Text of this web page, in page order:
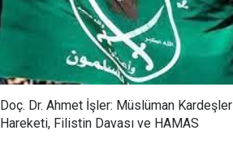
Doç. Dr. Ahmet İşler: Müslüman Kardeşler
Hareketi, Filistin Davası ve HAMAS